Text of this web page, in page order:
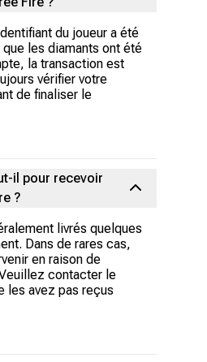
du joueur a été
les diamants ont été
la transaction est
vérifier votre
de finaliser le
il pour recevoir
?
livrés quelques
Dans de rares cas,
en raison de
contacter le
les avez pas reçus